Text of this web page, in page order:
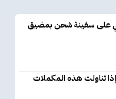
على سفينة شحن بمضيق
تناولت هذه المكملات